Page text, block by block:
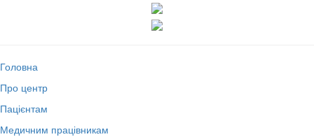
Головна
Про центр
Пацієнтам
Медичним працівникам